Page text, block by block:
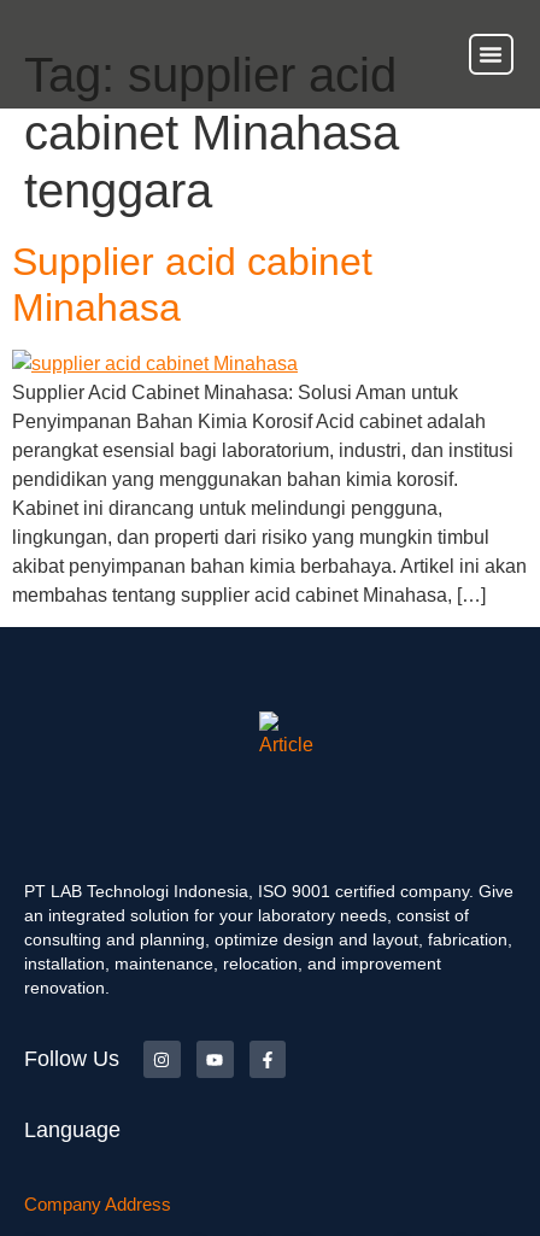
Tag: supplier acid
cabinet Minahasa
tenggara
Supplier acid cabinet
Minahasa
Supplier Acid Cabinet Minahasa: Solusi Aman untuk
Penyimpanan Bahan Kimia Korosif Acid cabinet adalah
perangkat esensial bagi laboratorium, industri, dan institusi
pendidikan yang menggunakan bahan kimia korosif.
Kabinet ini dirancang untuk melindungi pengguna,
lingkungan, dan properti dari risiko yang mungkin timbul
akibat penyimpanan bahan kimia berbahaya. Artikel ini akan
membahas tentang supplier acid cabinet Minahasa, […]
PT LAB Technologi Indonesia, ISO 9001 certified company. Give
an integrated solution for your laboratory needs, consist of
consulting and planning, optimize design and layout, fabrication,
installation, maintenance, relocation, and improvement
renovation.
Follow Us
Language
Company Address